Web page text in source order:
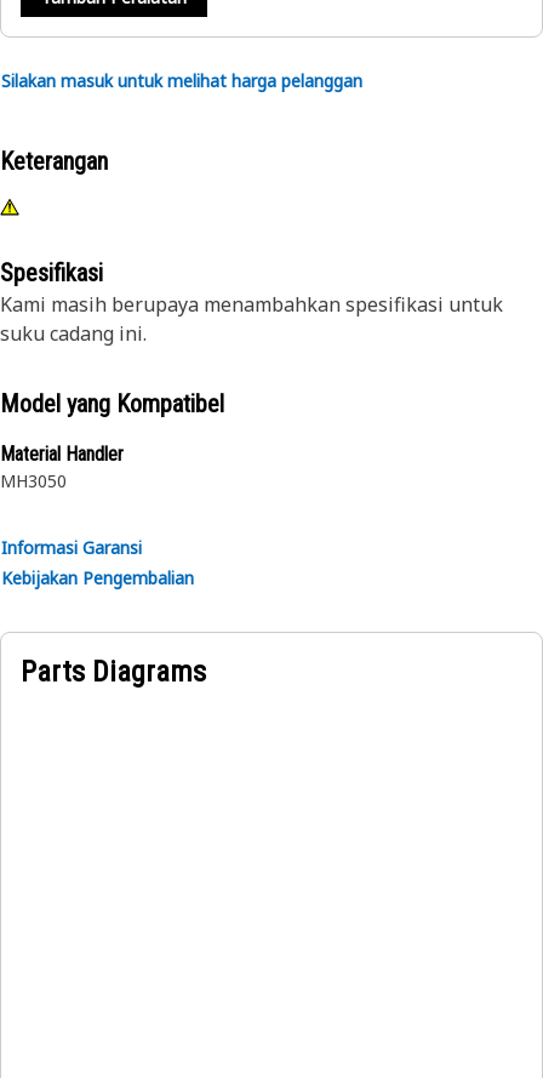
Silakan masuk untuk melihat harga pelanggan
Keterangan
Spesifikasi
Kami masih berupaya menambahkan spesifikasi untuk
suku cadang ini.
Model yang Kompatibel
Material Handler
MH3050
Informasi Garansi
Kebijakan Pengembalian
Parts Diagrams